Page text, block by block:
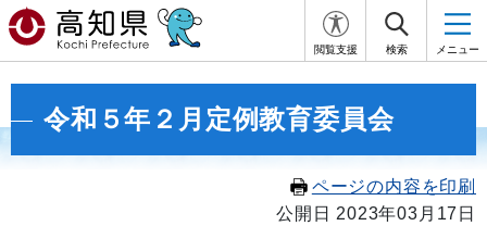
閲覧支援 検索 メニュー
令和５年２月定例教育委員会
ページの内容を印刷
公開日 2023年03月17日